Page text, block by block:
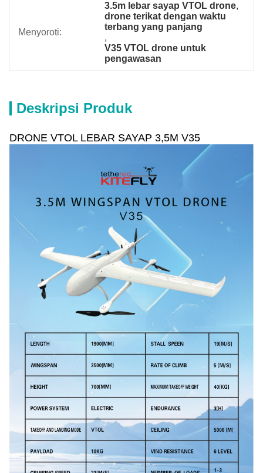
Menyoroti:
3.5m lebar sayap VTOL drone,
drone terikat dengan waktu
terbang yang panjang
,
V35 VTOL drone untuk
pengawasan
Deskripsi Produk
DRONE VTOL LEBAR SAYAP 3,5M V35